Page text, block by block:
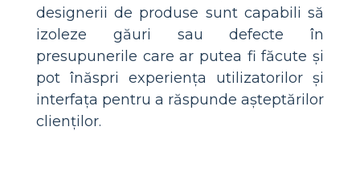
designerii de produse sunt capabili să
izoleze găuri sau defecte în
presupunerile care ar putea fi făcute și
pot înăspri experiența utilizatorilor și
interfața pentru a răspunde așteptărilor
clienților.